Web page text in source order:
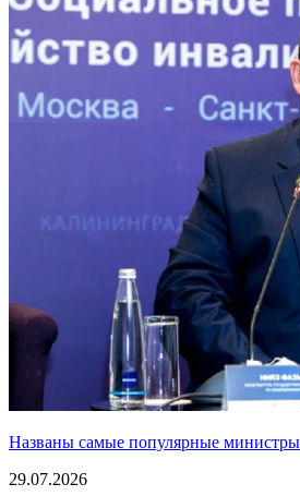
Названы самые популярные
29.07.2026